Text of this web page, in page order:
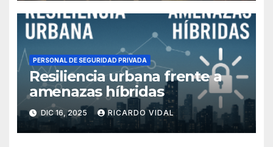
PERSONAL DE SEGURIDAD PRIVADA
Resiliencia urbana frente a
amenazas híbridas
DIC 16, 2025 RICARDO VIDAL